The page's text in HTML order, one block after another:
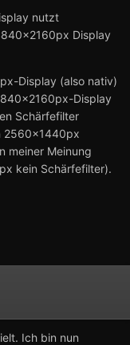
nutzt
Display
Display (also nativ)
Display
Schärfefilter
2560x1440px
meiner Meinung
kein Schärfefilter).
Ich bin nun